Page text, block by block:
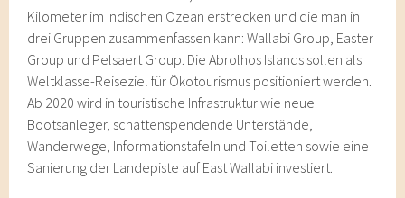
Kilometer im Indischen Ozean erstrecken und die man in
drei Gruppen zusammenfassen kann: Wallabi Group, Easter
Group und Pelsaert Group. Die Abrolhos Islands sollen als
Weltklasse-Reiseziel für Ökotourismus positioniert werden.
Ab 2020 wird in touristische Infrastruktur wie neue
Bootsanleger, schattenspendende Unterstände,
Wanderwege, Informationstafeln und Toiletten sowie eine
Sanierung der Landepiste auf East Wallabi investiert.